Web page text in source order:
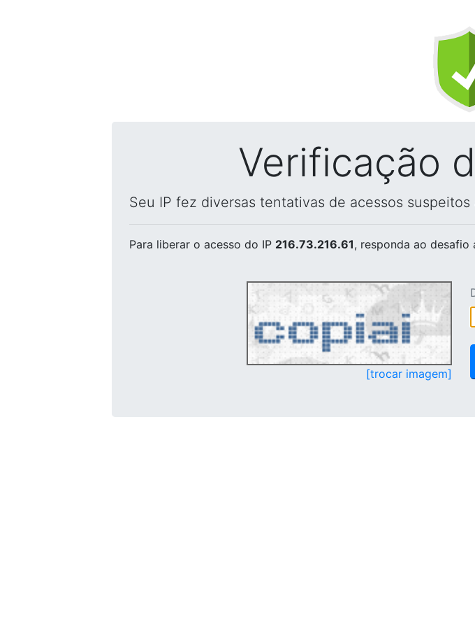
Verificação
Seu IP fez diversas tentativas de acessos
Para liberar o acesso do IP 216.73.216.61, responda ao desafio
[trocar imagem]